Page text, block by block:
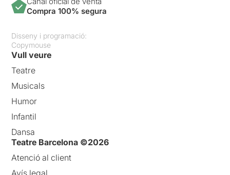
Compra 100% segura
Disseny i programació:
Copymouse
Vull veure
Teatre
Musicals
Humor
Infantil
Dansa
Teatre Barcelona ©2026
Atenció al client